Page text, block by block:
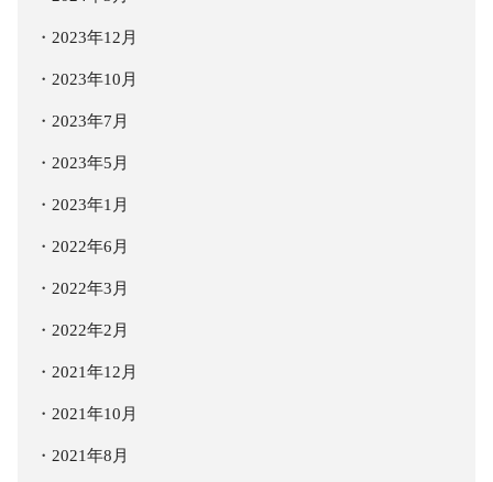
2023年12月
2023年10月
2023年7月
2023年5月
2023年1月
2022年6月
2022年3月
2022年2月
2021年12月
2021年10月
2021年8月